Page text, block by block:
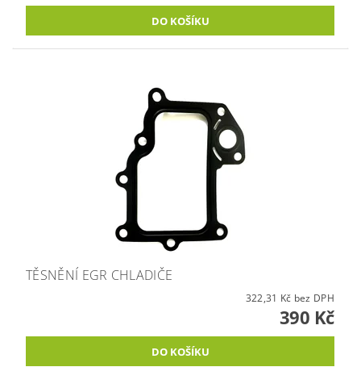
TĚSNĚNÍ EGR CHLADIČE
322,31 Kč bez DPH
390 Kč